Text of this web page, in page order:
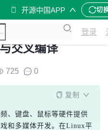
开源中国APP 切
登录
交叉编译
725 0
复制
、键盘、鼠标等硬件提供
和多媒体开发。在Linux平